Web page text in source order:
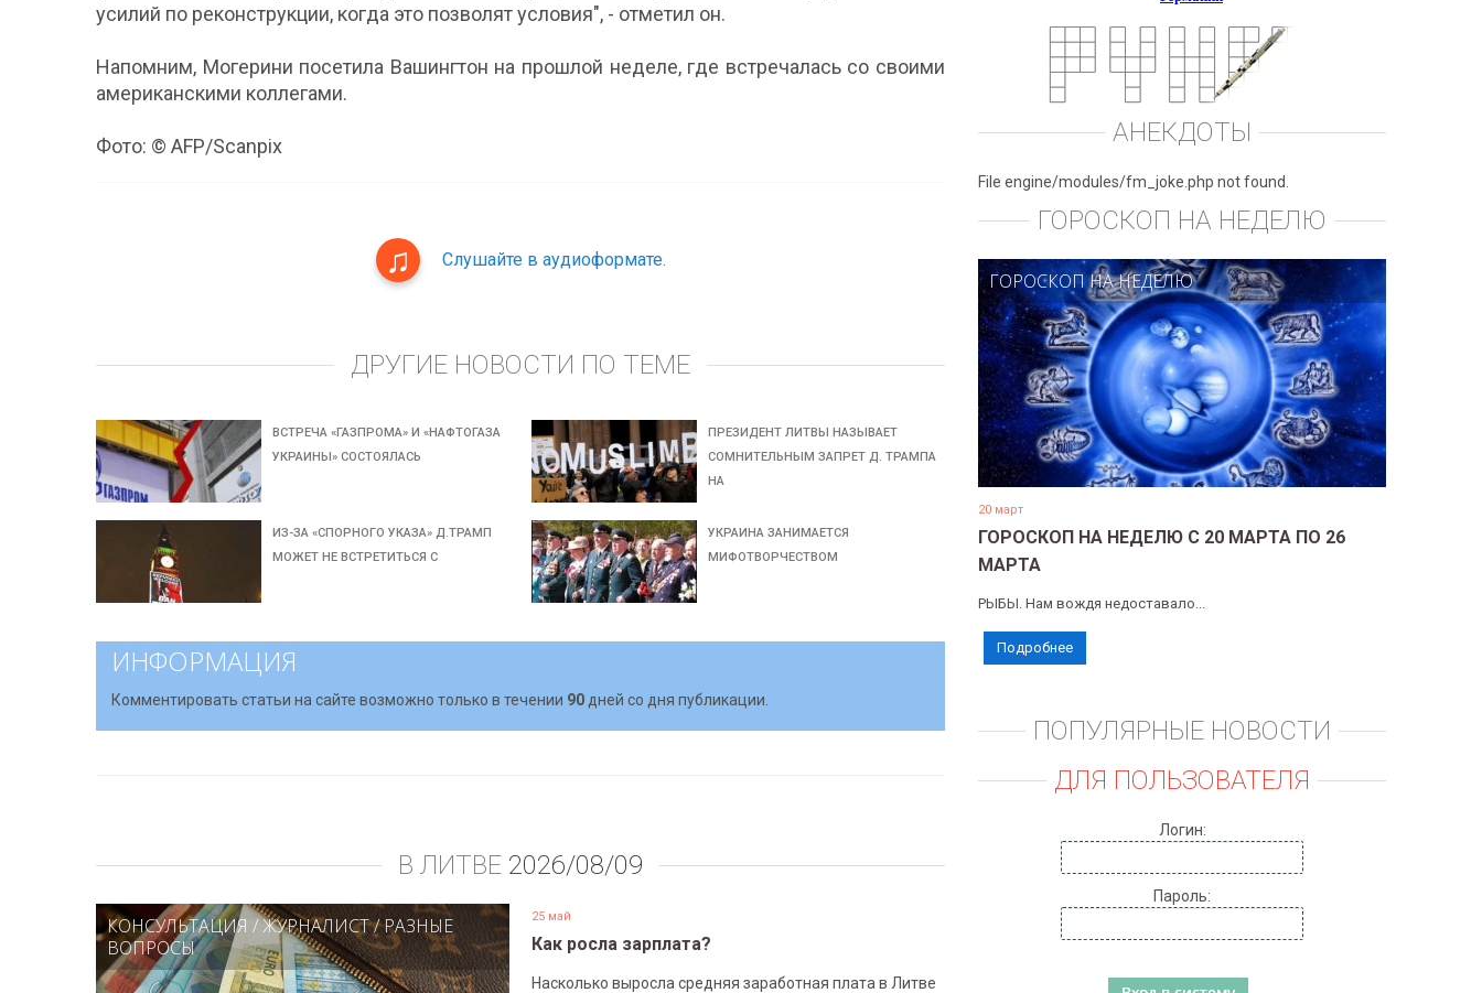
усилий по реконструкции, когда это позволят условия", - отметил он.
Напомним, Могерини посетила Вашингтон на прошлой неделе, где встречалась со своими
американскими коллегами.
Фото: © AFP/Scanpix
Слушайте в аудиоформате.
ДРУГИЕ НОВОСТИ ПО ТЕМЕ
ВСТРЕЧА «ГАЗПРОМА» И «НАФТОГАЗА
УКРАИНЫ» СОСТОЯЛАСЬ
ПРЕЗИДЕНТ ЛИТВЫ НАЗЫВАЕТ
СОМНИТЕЛЬНЫМ ЗАПРЕТ Д. ТРАМПА
НА
ИЗ-ЗА «СПОРНОГО УКАЗА» Д.ТРАМП
МОЖЕТ НЕ ВСТРЕТИТЬСЯ С
УКРАИНА ЗАНИМАЕТСЯ
МИФОТВОРЧЕСТВОМ
ИНФОРМАЦИЯ
Комментировать статьи на сайте возможно только в течении 90 дней со дня публикации.
В ЛИТВЕ 2026/08/09
КОНСУЛЬТАЦИЯ /ЖУРНАЛИСТ/РАЗНЫЕ
ВОПРОСЫ
25 май
Как росла зарплата?
Насколько выросла средняя заработная плата в Литве
АНЕКДОТЫ
File engine/modules/fm_joke.php not found.
ГОРОСКОП НА НЕДЕЛЮ
ГОРОСКОП НА НЕДЕЛЮ
20 март
ГОРОСКОП НА НЕДЕЛЮ С 20 МАРТА ПО 26
МАРТА
РЫБЫ. Нам вождя недоставало...
Подробнее
ПОПУЛЯРНЫЕ НОВОСТИ
ДЛЯ ПОЛЬЗОВАТЕЛЯ
Логин:
Пароль: